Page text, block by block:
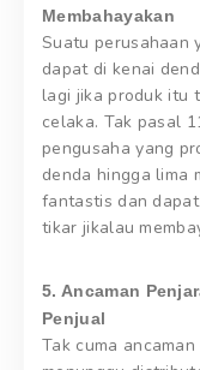
Membahayakan
Suatu perusahaan
dapat di kenai
lagi jika produk itu
celaka. Tak pasal
pengusaha yang
denda hingga lima
fantastis dan
tikar jikalau
5. Ancaman
Penjual
Tak cuma